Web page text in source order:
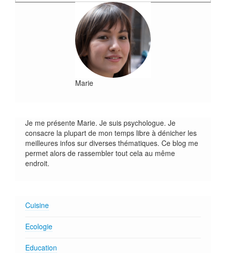
Marie
Je me présente Marie. Je suis psychologue. Je
consacre la plupart de mon temps libre à dénicher les
meilleures infos sur diverses thématiques. Ce blog me
permet alors de rassembler tout cela au même
endroit.
Cuisine
Ecologie
Education